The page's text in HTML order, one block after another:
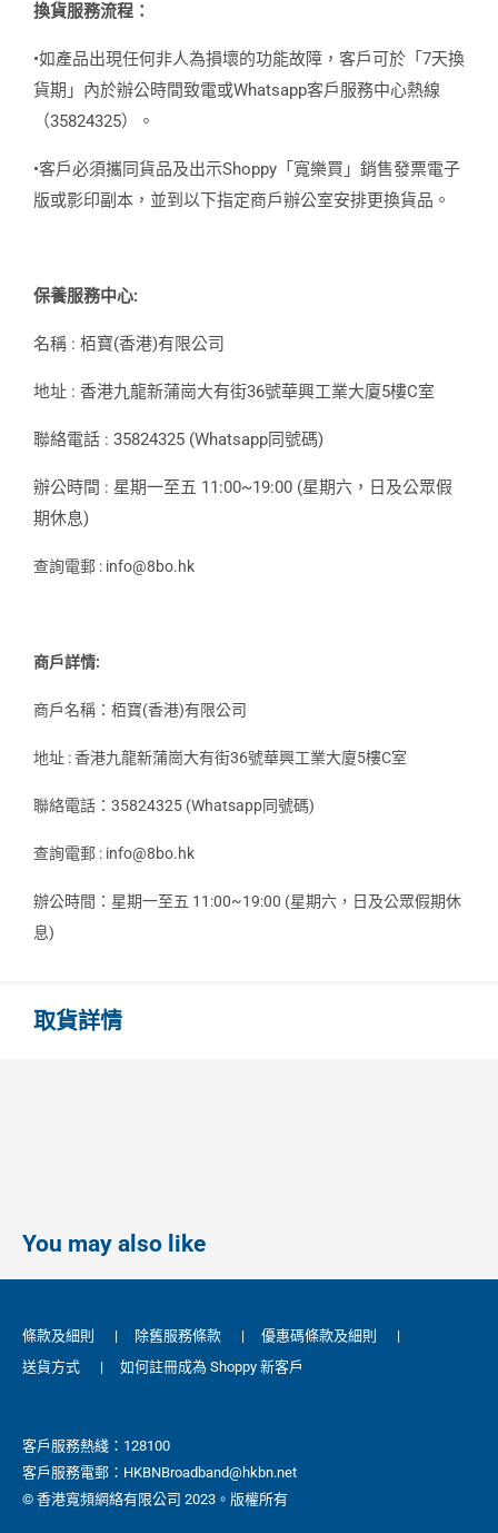
換貨服務流程：
•如產品出現任何非人為損壞的功能故障，客戶可於「7天換
貨期」內於辦公時間致電或Whatsapp客戶服務中心熱線
（35824325）。
•客戶必須攜同貨品及出示Shoppy「寬樂買」銷售發票電子
版或影印副本，並到以下指定商戶辦公室安排更換貨品。
保養服務中心:
名稱 : 栢寶(香港)有限公司
地址 : 香港九龍新蒲崗大有街36號華興工業大廈5樓C室
聯絡電話 : 35824325 (Whatsapp同號碼)
辦公時間 : 星期一至五 11:00~19:00 (星期六，日及公眾假
期休息)
查詢電郵 : info@8bo.hk
商戶詳情:
商戶名稱：栢寶(香港)有限公司
地址 : 香港九龍新蒲崗大有街36號華興工業大廈5樓C室
聯絡電話：35824325 (Whatsapp同號碼)
查詢電郵 : info@8bo.hk
辦公時間：星期一至五 11:00~19:00 (星期六，日及公眾假期休
息)
取貨詳情
You may also like
條款及細則 | 除舊服務條款 | 優惠碼條款及細則
|
送貨方式
| 如何註冊成為 Shoppy 新客戶
客戶服務熱綫：128100
客戶服務電郵：HKBNBroadband@hkbn.net
© 香港寬頻網絡有限公司 2023。版權所有